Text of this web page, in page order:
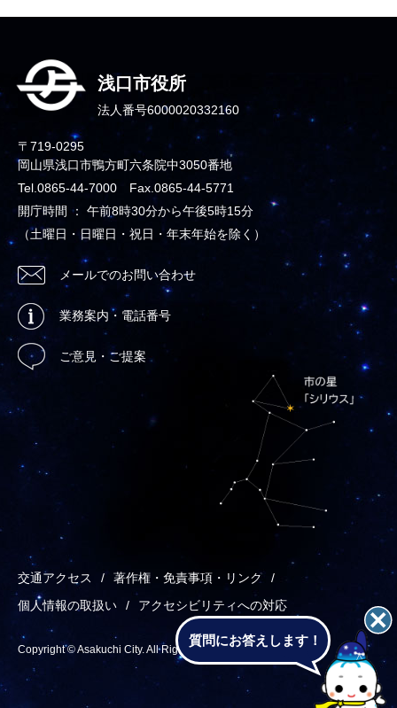
浅口市役所
法人番号6000020332160
〒719-0295
岡山県浅口市鴨方町六条院中3050番地
Tel.0865-44-7000 Fax.0865-44-5771
開庁時間 ： 午前8時30分から午後5時15分
（土曜日・日曜日・祝日・年末年始を除く）
メールでのお問い合わせ
業務案内・電話番号
ご意見・ご提案
交通アクセス
著作権・免責事項・リンク
個人情報の取扱い
アクセシビリティへの対応
Copyright © Asakuchi City. All Rights Reserved.
質問にお答えします！